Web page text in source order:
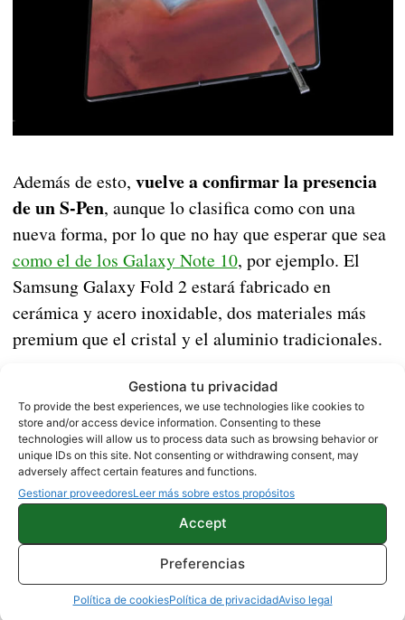
Gestiona tu privacidad
To provide the best experiences, we use technologies like cookies to
store and/or access device information. Consenting to these
technologies will allow us to process data such as browsing behavior or
unique IDs on this site. Not consenting or withdrawing consent, may
adversely affect certain features and functions.
Gestionar proveedoresLeer más sobre estos propósitos
Accept
Preferencias
Política de cookiesPolítica de privacidadAviso legal
Además de esto, vuelve a confirmar la presencia
de un S-Pen, aunque lo clasifica como con una
nueva forma, por lo que no hay que esperar que sea
como el de los Galaxy Note 10, por ejemplo. El
Samsung Galaxy Fold 2 estará fabricado en
cerámica y acero inoxidable, dos materiales más
premium que el cristal y el aluminio tradicionales.
SAMSUNG
Sobre este autor